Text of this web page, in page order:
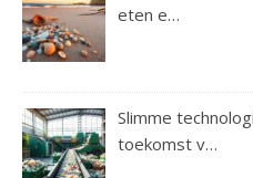
eten e…
Slimme
toekomst v…